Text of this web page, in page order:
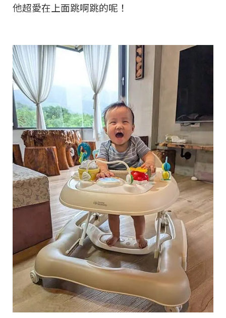
他超愛在上面跳啊跳的呢！